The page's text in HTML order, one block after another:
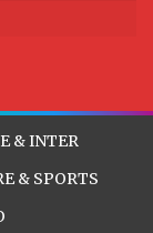
& INTER
& SPORTS